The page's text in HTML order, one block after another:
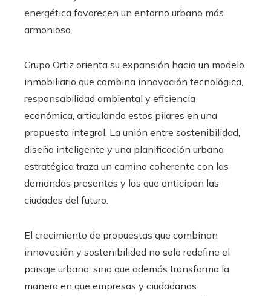
energética favorecen un entorno urbano más
armonioso.
Grupo Ortiz orienta su expansión hacia un modelo
inmobiliario que combina innovación tecnológica,
responsabilidad ambiental y eficiencia
económica, articulando estos pilares en una
propuesta integral. La unión entre sostenibilidad,
diseño inteligente y una planificación urbana
estratégica traza un camino coherente con las
demandas presentes y las que anticipan las
ciudades del futuro.
El crecimiento de propuestas que combinan
innovación y sostenibilidad no solo redefine el
paisaje urbano, sino que además transforma la
manera en que empresas y ciudadanos